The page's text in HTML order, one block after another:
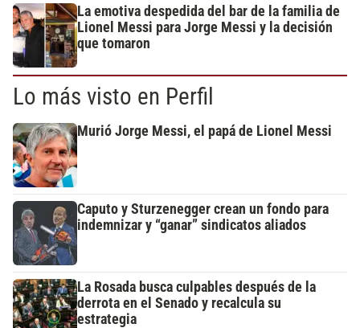
La emotiva despedida del bar de la familia de
Lionel Messi para Jorge Messi y la decisión
que tomaron
Lo más visto en Perfil
Murió Jorge Messi, el papá de Lionel Messi
Caputo y Sturzenegger crean un fondo para
indemnizar y “ganar” sindicatos aliados
La Rosada busca culpables después de la
derrota en el Senado y recalcula su
estrategia